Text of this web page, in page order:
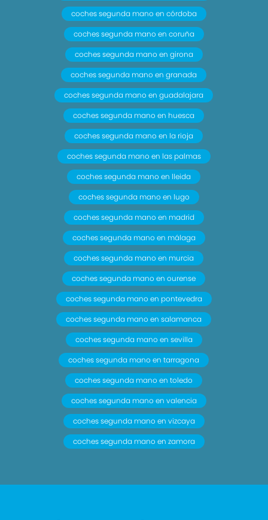
coches segunda mano en córdoba
coches segunda mano en coruña
coches segunda mano en girona
coches segunda mano en granada
coches segunda mano en guadalajara
coches segunda mano en huesca
coches segunda mano en la rioja
coches segunda mano en las palmas
coches segunda mano en lleida
coches segunda mano en lugo
coches segunda mano en madrid
coches segunda mano en málaga
coches segunda mano en murcia
coches segunda mano en ourense
coches segunda mano en pontevedra
coches segunda mano en salamanca
coches segunda mano en sevilla
coches segunda mano en tarragona
coches segunda mano en toledo
coches segunda mano en valencia
coches segunda mano en vizcaya
coches segunda mano en zamora